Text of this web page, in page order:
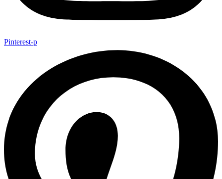
Pinterest-p